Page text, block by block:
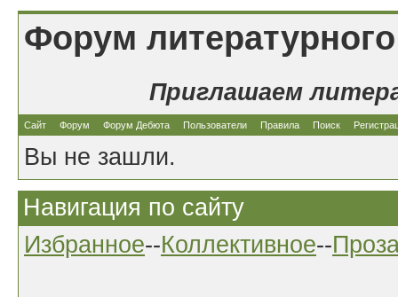
Форум
Приглашаем
Сайт Форум Форум Дебюта Пользователи Правила Поиск
Вы не зашли.
Навигация по сайту
Избранное--Коллективное--